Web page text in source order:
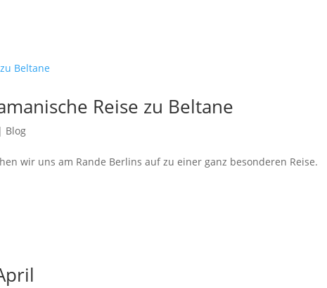
Reise zu Beltane
| Blog
wir uns am Rande Berlins auf zu einer ganz besonderen Reise.